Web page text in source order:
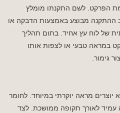
הפרקט. לשם התקנתו מומלץ
ההתקנה מבוצע באמצעות הדבקה או
של לוח עץ אחיד. בתום תהליך
במראה טבעי או לצפות אותו
גימור.
מראה יוקרתי במיוחד. לחומר
עמיד לאורך תקופה ממושכת. לצד